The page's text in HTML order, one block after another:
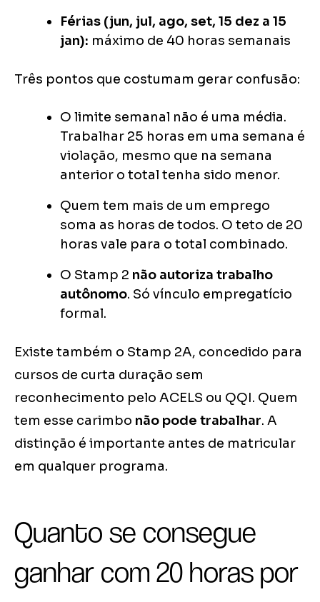
Férias (jun, jul, ago, set, 15 dez a 15
jan): máximo de 40 horas semanais
Três pontos que costumam gerar confusão:
O limite semanal não é uma média.
Trabalhar 25 horas em uma semana é
violação, mesmo que na semana
anterior o total tenha sido menor.
Quem tem mais de um emprego
soma as horas de todos. O teto de 20
horas vale para o total combinado.
O Stamp 2 não autoriza trabalho
autônomo. Só vínculo empregatício
formal.
Existe também o Stamp 2A, concedido para
cursos de curta duração sem
reconhecimento pelo ACELS ou QQI. Quem
tem esse carimbo não pode trabalhar. A
distinção é importante antes de matricular
em qualquer programa.
Quanto se consegue
ganhar com 20 horas por